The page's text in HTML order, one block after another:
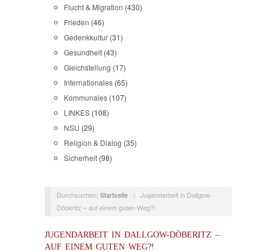
Flucht & Migration (430)
Frieden (46)
Gedenkkultur (31)
Gesundheit (43)
Gleichstellung (17)
Internationales (65)
Kommunales (107)
LINKES (108)
NSU (29)
Religion & Dialog (35)
Sicherheit (98)
Durchsuchen: Startseite / Jugendarbeit in Dallgow-
Döberitz – auf einem guten Weg?!
JUGENDARBEIT IN DALLGOW-DÖBERITZ –
AUF EINEM GUTEN WEG?!